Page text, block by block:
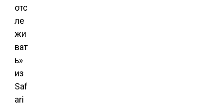
отс
ле
жи
ват
ь»
из
Saf
ari